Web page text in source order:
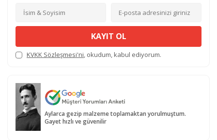
KAYIT OL
KVKK Sözleşmesi'ni, okudum, kabul ediyorum.
Aylarca gezip malzeme toplamaktan yorulmuştum.
Gayet hızlı ve güvenilir